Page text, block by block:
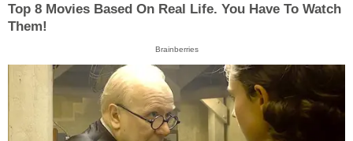
Top 8 Movies Based On Real Life. You Have To Watch
Them!
Brainberries